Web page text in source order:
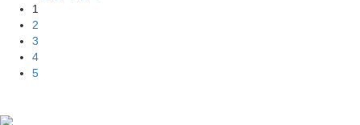
1
2
3
4
5